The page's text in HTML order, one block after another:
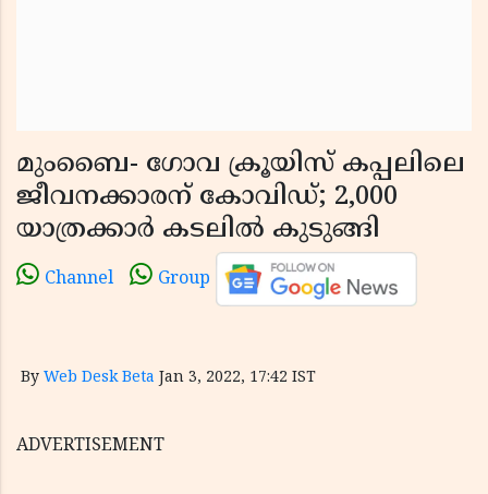
മുംബൈ- ഗോവ ക്രൂയിസ് കപ്പലിലെ
ജീവനക്കാരന് കോവിഡ്; 2,000
യാത്രക്കാര്‍ കടലില്‍ കുടുങ്ങി
Channel Group
By Web Desk Beta Jan 3, 2022, 17:42 IST
ADVERTISEMENT